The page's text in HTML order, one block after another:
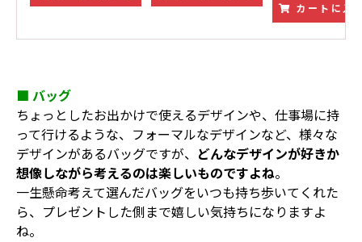
カートに入
■ バッグ
ちょっとしたお出かけで使えるデザインや、仕事場に持
って行けるような、フォーマルなデザインなど、様々な
デザインがあるバッグですが、 どんなデザインが好きか
想像しながら考えるのは楽しいものですよね。
一生懸命考えて選んだバッグをいつも持ち歩いてくれた
ら、プレゼントした側まで嬉しい気持ちになりますよ
ね。